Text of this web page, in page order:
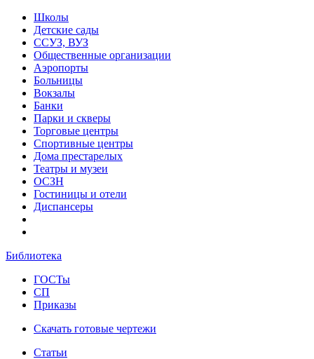
Школы
Детские сады
ССУЗ, ВУЗ
Общественные организации
Аэропорты
Больницы
Вокзалы
Банки
Парки и скверы
Торговые центры
Спортивные центры
Дома престарелых
Театры и музеи
ОСЗН
Гостиницы и отели
Диспансеры
Библиотека
ГОСТы
СП
Приказы
Скачать готовые чертежи
Статьи